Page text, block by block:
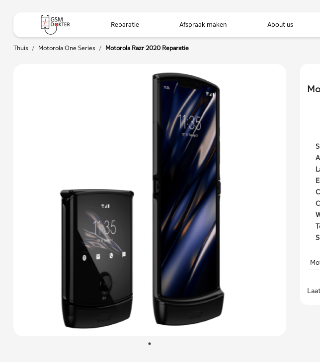
Reparatie Afspraak maken About us
Thuis / Motorola One Series / Motorola Razr 2020 Reparatie